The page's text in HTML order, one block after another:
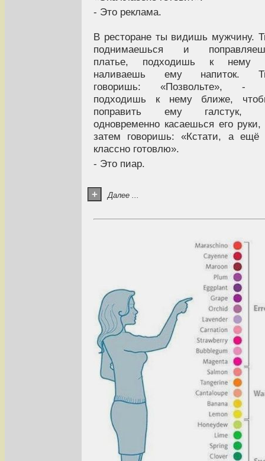
- Это реклама.
В ресторане ты видишь мужчину.
поднимаешься и
платье, подходишь к нему
наливаешь ему напиток.
говоришь: «Позвольте», -
подходишь к нему ближе,
поправить ему галстук,
одновременно касаешься его руки,
затем говоришь: «Кстати, а ещё
классно готовлю».
- Это пиар.
+ Далее ...